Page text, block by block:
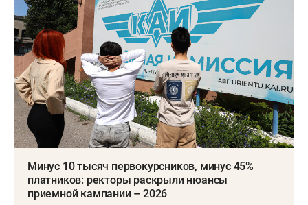
Минус 10 тысяч первокурсников, минус 45%
платников: ректоры раскрыли нюансы
приемной кампании – 2026